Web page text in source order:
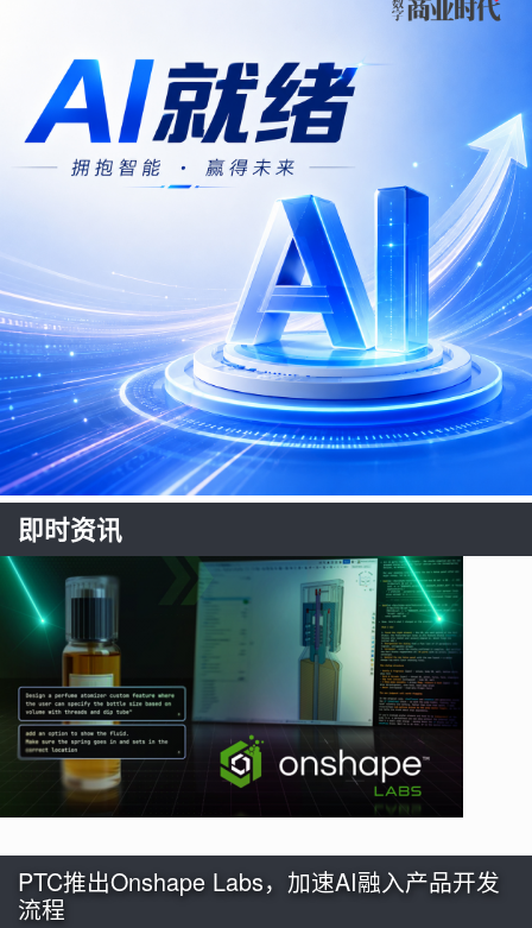
即时资讯
PTC推出Onshape Labs，加速AI融入产品开发
流程